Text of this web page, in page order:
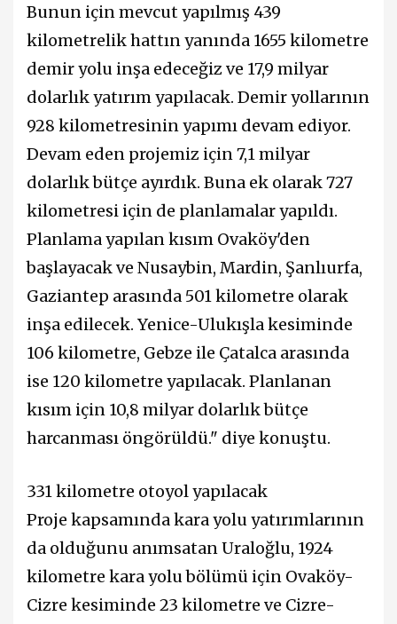
Bunun için mevcut yapılmış 439
kilometrelik hattın yanında 1655 kilometre
demir yolu inşa edeceğiz ve 17,9 milyar
dolarlık yatırım yapılacak. Demir yollarının
928 kilometresinin yapımı devam ediyor.
Devam eden projemiz için 7,1 milyar
dolarlık bütçe ayırdık. Buna ek olarak 727
kilometresi için de planlamalar yapıldı.
Planlama yapılan kısım Ovaköy'den
başlayacak ve Nusaybin, Mardin, Şanlıurfa,
Gaziantep arasında 501 kilometre olarak
inşa edilecek. Yenice-Ulukışla kesiminde
106 kilometre, Gebze ile Çatalca arasında
ise 120 kilometre yapılacak. Planlanan
kısım için 10,8 milyar dolarlık bütçe
harcanması öngörüldü." diye konuştu.
331 kilometre otoyol yapılacak
Proje kapsamında kara yolu yatırımlarının
da olduğunu anımsatan Uraloğlu, 1924
kilometre kara yolu bölümü için Ovaköy-
Cizre kesiminde 23 kilometre ve Cizre-